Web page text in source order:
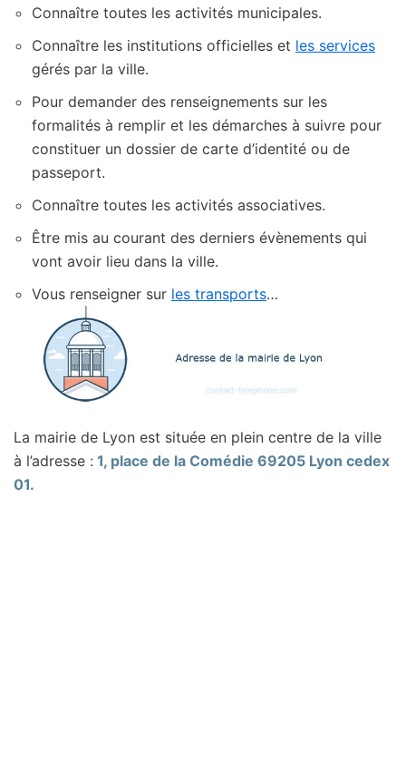
Connaître toutes les activités municipales.
Connaître les institutions officielles et les services
gérés par la ville.
Pour demander des renseignements sur les
formalités à remplir et les démarches à suivre pour
constituer un dossier de carte d’identité ou de
passeport.
Connaître toutes les activités associatives.
Être mis au courant des derniers évènements qui
vont avoir lieu dans la ville.
Vous renseigner sur les transports…
La mairie de Lyon est située en plein centre de la ville
à l’adresse : 1, place de la Comédie 69205 Lyon cedex
01.